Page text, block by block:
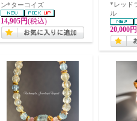
ン*ターコイズ
14,905円(税込)
*レッド
ル
20,000円